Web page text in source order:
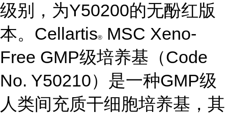
级别，为Y50200的无酚红版
本。Cellartis®
MSC Xeno-
Free GMP级培养基（Code
No. Y50210）是一种GMP级
人类间充质干细胞培养基，其